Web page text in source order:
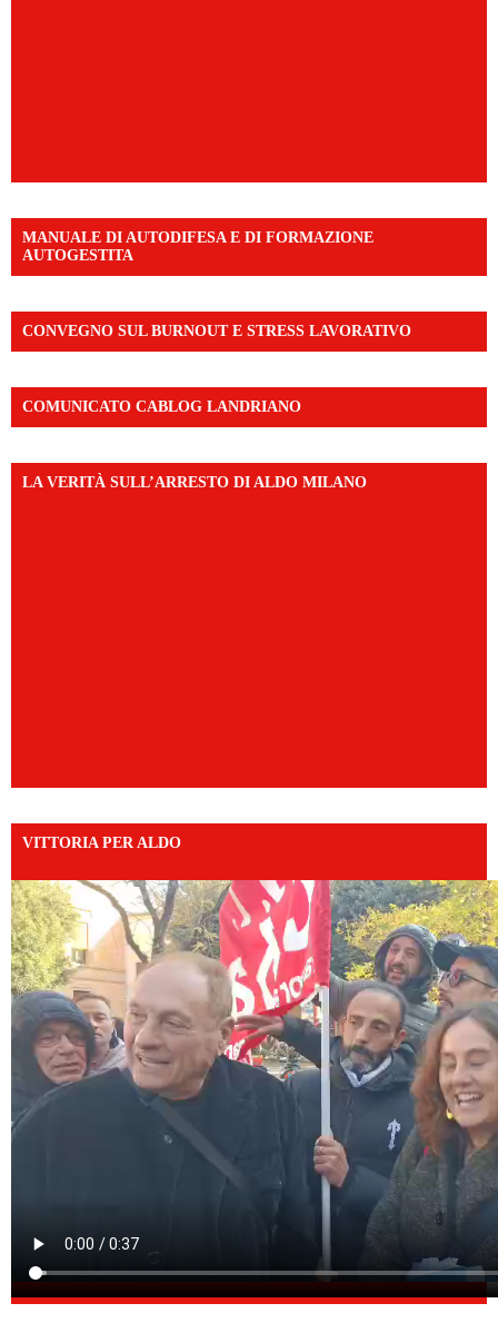
MANUALE DI AUTODIFESA E DI FORMAZIONE
AUTOGESTITA
CONVEGNO SUL BURNOUT E STRESS LAVORATIVO
COMUNICATO CABLOG LANDRIANO
LA VERITÀ SULL’ARRESTO DI ALDO MILANO
VITTORIA PER ALDO